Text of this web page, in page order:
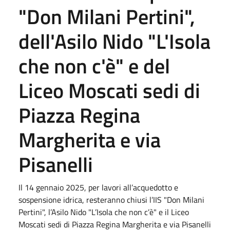
"Don Milani Pertini",
dell'Asilo Nido "L'Isola
che non c'è" e del
Liceo Moscati sedi di
Piazza Regina
Margherita e via
Pisanelli
Il 14 gennaio 2025, per lavori all’acquedotto e
sospensione idrica, resteranno chiusi l’IIS "Don Milani
Pertini", l’Asilo Nido "L’Isola che non c’è" e il Liceo
Moscati sedi di Piazza Regina Margherita e via Pisanelli